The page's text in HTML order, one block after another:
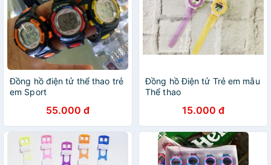
Đồng hồ điện tử thể thao trẻ
em Sport
55.000 đ
Đồng hồ Điện tử Trẻ em mẫu
Thể thao
15.000 đ